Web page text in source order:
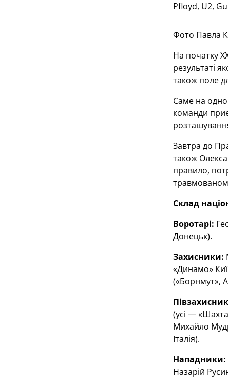
Pfloyd, U2,
Фото Павла
На початку
результаті
також поле
Саме на
команди
Завтра до
також
правило,
Склад
Воротарі:
Донецьк).
Захисники:
«Динамо»
(«Борнмут»,
(усі —
Михайло
Італія).
Нападники:
Назарій